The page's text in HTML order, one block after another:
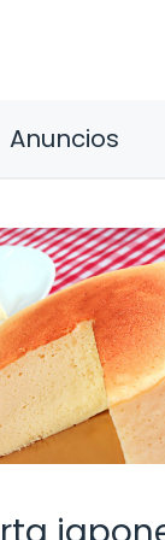
Anuncios